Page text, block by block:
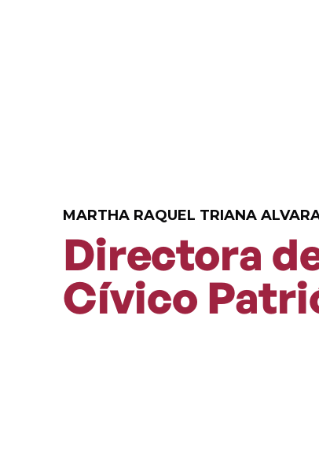
MARTHA RAQUEL TRIANA
Directora
Cívico